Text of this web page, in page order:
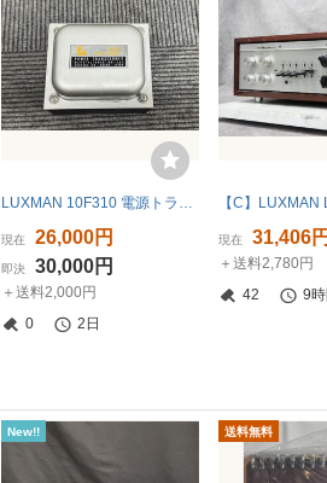
LUXMAN 10F310 電源トランス ラックスマン (1)
現在 26,000円
即決 30,000円
＋送料2,000円
0
2日
現在 31,406円
＋送料2,780円
42
9時
New!! 送料無料